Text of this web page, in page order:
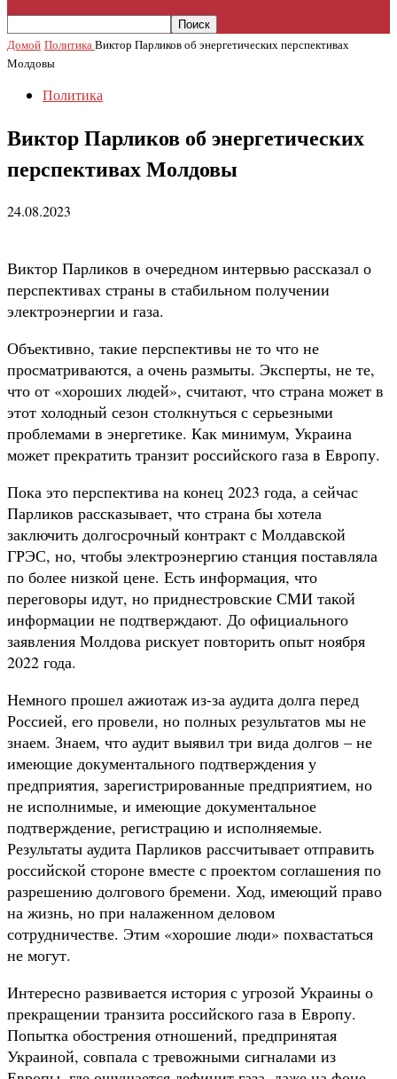
Домой ПолитикаВиктор Парликов об энергетических перспективах
Молдовы
Политика
Виктор Парликов об энергетических
перспективах Молдовы
24.08.2023
Виктор Парликов в очередном интервью рассказал о
перспективах страны в стабильном получении
электроэнергии и газа.
Объективно, такие перспективы не то что не
просматриваются, а очень размыты. Эксперты, не те,
что от «хороших людей», считают, что страна может в
этот холодный сезон столкнуться с серьезными
проблемами в энергетике. Как минимум, Украина
может прекратить транзит российского газа в Европу.
Пока это перспектива на конец 2023 года, а сейчас
Парликов рассказывает, что страна бы хотела
заключить долгосрочный контракт с Молдавской
ГРЭС, но, чтобы электроэнергию станция поставляла
по более низкой цене. Есть информация, что
переговоры идут, но приднестровские СМИ такой
информации не подтверждают. До официального
заявления Молдова рискует повторить опыт ноября
2022 года.
Немного прошел ажиотаж из-за аудита долга перед
Россией, его провели, но полных результатов мы не
знаем. Знаем, что аудит выявил три вида долгов – не
имеющие документального подтверждения у
предприятия, зарегистрированные предприятием, но
не исполнимые, и имеющие документальное
подтверждение, регистрацию и исполняемые.
Результаты аудита Парликов рассчитывает отправить
российской стороне вместе с проектом соглашения по
разрешению долгового бремени. Ход, имеющий право
на жизнь, но при налаженном деловом
сотрудничестве. Этим «хорошие люди» похвастаться
не могут.
Интересно развивается история с угрозой Украины о
прекращении транзита российского газа в Европу.
Попытка обострения отношений, предпринятая
Украиной, совпала с тревожными сигналами из